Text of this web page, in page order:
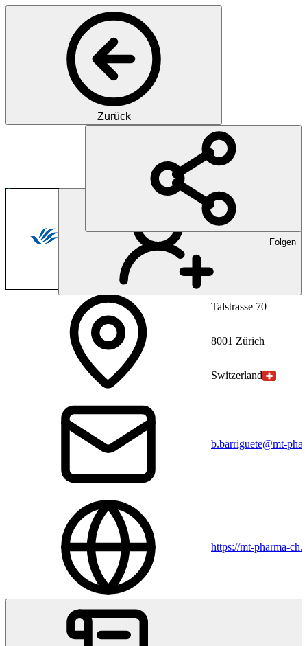
Zurück
Folgen
Wegweisende
Talstrasse 70
8001 Zürich
Switzerland
b.barriguete@mt-
https://mt-pharma-